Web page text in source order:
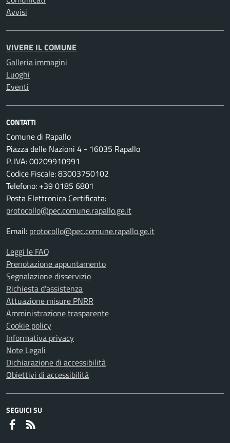
Avvisi
VIVERE IL COMUNE
Galleria immagini
Luoghi
Eventi
CONTATTI
Comune di Rapallo
Piazza delle Nazioni 4 - 16035 Rapallo
P. IVA: 00209910991
Codice Fiscale: 83003750102
Telefono: +39 0185 6801
Posta Elettronica Certificata:
protocollo@pec.comune.rapallo.ge.it
Email: protocollo@pec.comune.rapallo.ge.it
Leggi le FAQ
Prenotazione appuntamento
Segnalazione disservizio
Richiesta d'assistenza
Attuazione misure PNRR
Amministrazione trasparente
Cookie policy
Informativa privacy
Note Legali
Dichiarazione di accessibilità
Obiettivi di accessibilità
SEGUICI SU
Faceboook